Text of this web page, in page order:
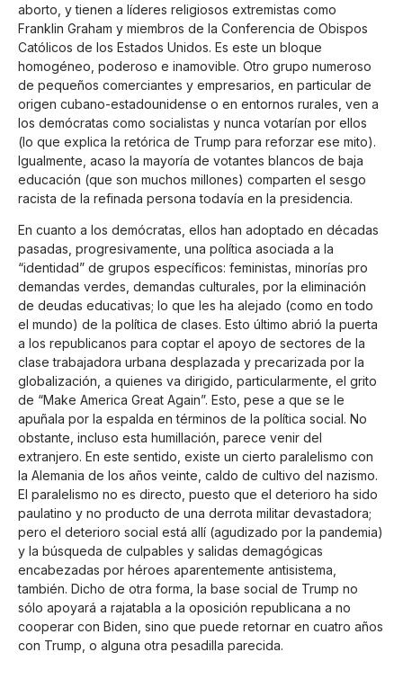
aborto, y tienen a líderes religiosos extremistas como
Franklin Graham y miembros de la Conferencia de Obispos
Católicos de los Estados Unidos. Es este un bloque
homogéneo, poderoso e inamovible. Otro grupo numeroso
de pequeños comerciantes y empresarios, en particular de
origen cubano-estadounidense o en entornos rurales, ven a
los demócratas como socialistas y nunca votarían por ellos
(lo que explica la retórica de Trump para reforzar ese mito).
Igualmente, acaso la mayoría de votantes blancos de baja
educación (que son muchos millones) comparten el sesgo
racista de la refinada persona todavía en la presidencia.
En cuanto a los demócratas, ellos han adoptado en décadas
pasadas, progresivamente, una política asociada a la
“identidad” de grupos específicos: feministas, minorías pro
demandas verdes, demandas culturales, por la eliminación
de deudas educativas; lo que les ha alejado (como en todo
el mundo) de la política de clases. Esto último abrió la puerta
a los republicanos para coptar el apoyo de sectores de la
clase trabajadora urbana desplazada y precarizada por la
globalización, a quienes va dirigido, particularmente, el grito
de “Make America Great Again”. Esto, pese a que se le
apuñala por la espalda en términos de la política social. No
obstante, incluso esta humillación, parece venir del
extranjero. En este sentido, existe un cierto paralelismo con
la Alemania de los años veinte, caldo de cultivo del nazismo.
El paralelismo no es directo, puesto que el deterioro ha sido
paulatino y no producto de una derrota militar devastadora;
pero el deterioro social está allí (agudizado por la pandemia)
y la búsqueda de culpables y salidas demagógicas
encabezadas por héroes aparentemente antisistema,
también. Dicho de otra forma, la base social de Trump no
sólo apoyará a rajatabla a la oposición republicana a no
cooperar con Biden, sino que puede retornar en cuatro años
con Trump, o alguna otra pesadilla parecida.